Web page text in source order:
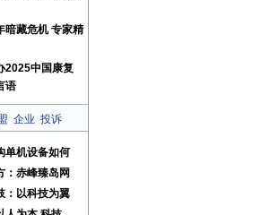
暗藏危机 专家精
2025中国康复
语
企业 投诉
单机设备如何
：赤峰臻岛网
：以科技为翼